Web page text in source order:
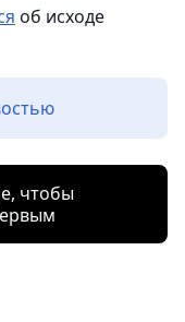
об исходе
чтобы